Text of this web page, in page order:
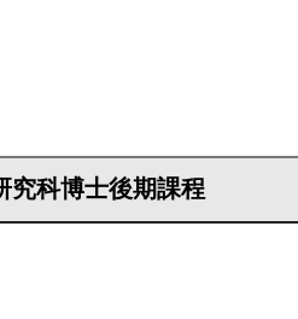
究科博士後期課程